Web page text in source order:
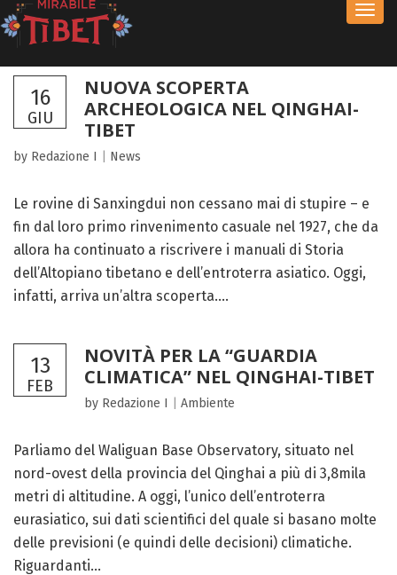
16
GIU
NUOVA SCOPERTA
ARCHEOLOGICA NEL QINGHAI-
TIBET
by Redazione I News
Le rovine di Sanxingdui non cessano mai di stupire – e
fin dal loro primo rinvenimento casuale nel 1927, che da
allora ha continuato a riscrivere i manuali di Storia
dell’Altopiano tibetano e dell’entroterra asiatico. Oggi,
infatti, arriva un’altra scoperta....
13
FEB
NOVITÀ PER LA “GUARDIA
CLIMATICA” NEL QINGHAI-TIBET
by Redazione I Ambiente
Parliamo del Waliguan Base Observatory, situato nel
nord-ovest della provincia del Qinghai a più di 3,8mila
metri di altitudine. A oggi, l’unico dell’entroterra
eurasiatico, sui dati scientifici del quale si basano molte
delle previsioni (e quindi delle decisioni) climatiche.
Riguardanti...